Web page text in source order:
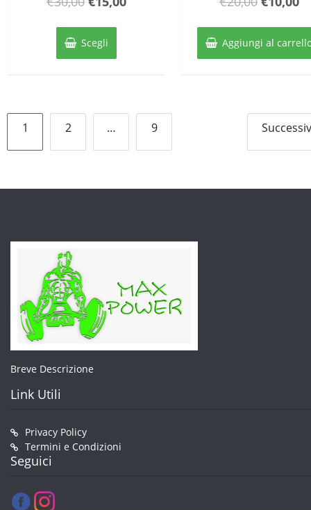
originale
era:
Scegli
Questo
opzioni
possono
scelte
originale
era:
è:
Aggiungi al
Paginazione
degli
1 2 … 9
Breve Descrizione
Link Utili
Privacy Policy
Termini e Condizioni
Seguici